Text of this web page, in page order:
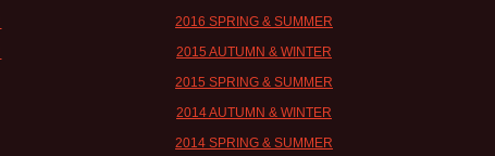
2016 SPRING & SUMMER
2015 AUTUMN & WINTER
2015 SPRING & SUMMER
2014 AUTUMN & WINTER
2014 SPRING & SUMMER